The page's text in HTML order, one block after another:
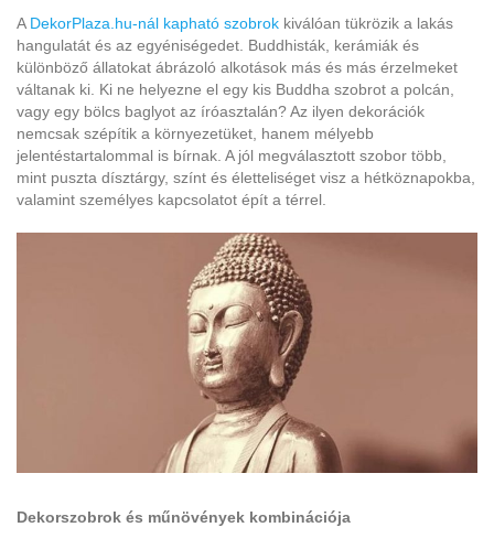
A DekorPlaza.hu-nál kapható szobrok kiválóan tükrözik a lakás
hangulatát és az egyéniségedet. Buddhisták, kerámiák és
különböző állatokat ábrázoló alkotások más és más érzelmeket
váltanak ki. Ki ne helyezne el egy kis Buddha szobrot a polcán,
vagy egy bölcs baglyot az íróasztalán? Az ilyen dekorációk
nemcsak szépítik a környezetüket, hanem mélyebb
jelentéstartalommal is bírnak. A jól megválasztott szobor több,
mint puszta dísztárgy, színt és életteliséget visz a hétköznapokba,
valamint személyes kapcsolatot épít a térrel.
Dekorszobrok és műnövények kombinációja